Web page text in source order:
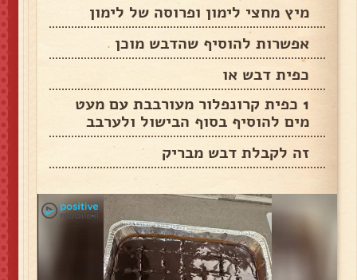
מיץ מחצי לימון ופרוסה של לימון
אפשרות להוסיף שהדבש מוכן
כפית דבש או
1 כפית קרונפלור מעורבבת עם מעט
מים להוסיף בסוף הבישול ולערבב
זה לקבלת דבש מבריק